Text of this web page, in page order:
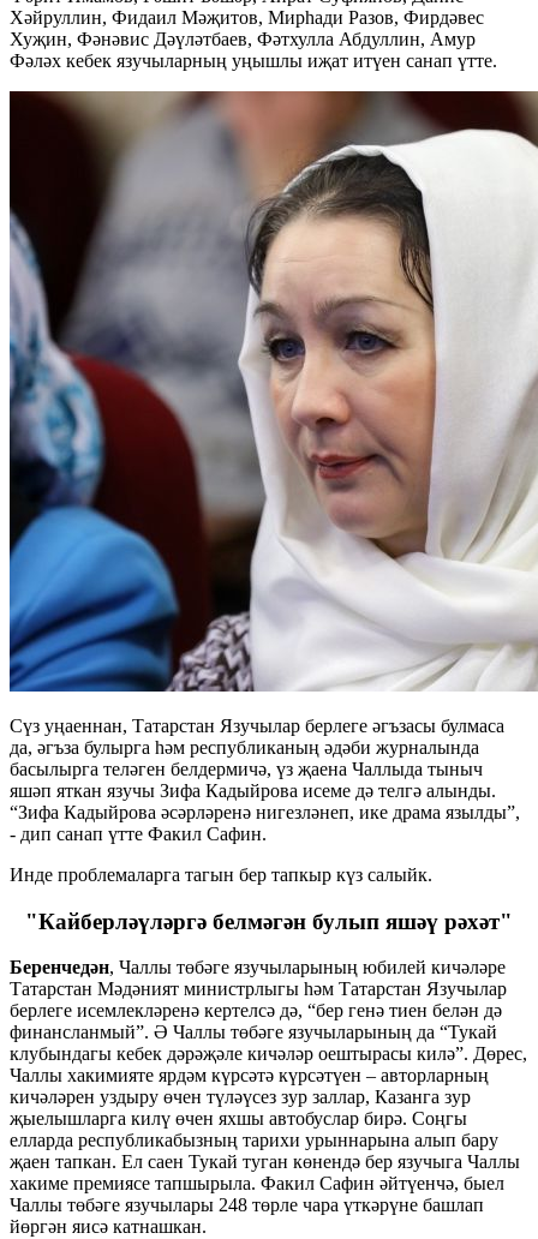
Хәйруллин, Фидаил Мәҗитов, Мирһади Разов, Фирдәвес
Хуҗин, Фәнәвис Дәүләтбаев, Фәтхулла Абдуллин, Амур
Фәләх кебек язучыларның уңышлы иҗат итүен санап үтте.
Сүз уңаеннан, Татарстан Язучылар берлеге әгъзасы булмаса
да, әгъза булырга һәм республиканың әдәби журналында
басылырга теләген белдермичә, үз җаена Чаллыда тыныч
яшәп яткан язучы Зифа Кадыйрова исеме дә телгә алынды.
“Зифа Кадыйрова әсәрләренә нигезләнеп, ике драма язылды”,
- дип санап үтте Факил Сафин.
Инде проблемаларга тагын бер тапкыр күз салыйк.
"Кайберләүләргә белмәгән булып яшәү рәхәт"
Беренчедән, Чаллы төбәге язучыларының юбилей кичәләре
Татарстан Мәдәният министрлыгы һәм Татарстан Язучылар
берлеге исемлекләренә кертелсә дә, “бер генә тиен белән дә
финансланмый”. Ә Чаллы төбәге язучыларының да “Тукай
клубындагы кебек дәрәҗәле кичәләр оештырасы килә”. Дөрес,
Чаллы хакимияте ярдәм күрсәтә күрсәтүен – авторларның
кичәләрен уздыру өчен түләүсез зур заллар, Казанга зур
җыелышларга килү өчен яхшы автобуслар бирә. Соңгы
елларда республикабызның тарихи урыннарына алып бару
җаен тапкан. Ел саен Тукай туган көнендә бер язучыга Чаллы
хакиме премиясе тапшырыла. Факил Сафин әйтүенчә, быел
Чаллы төбәге язучылары 248 төрле чара үткәрүне башлап
йөргән яисә катнашкан.